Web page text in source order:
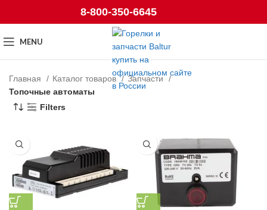
8-800-350-6645
MENU
Главная Каталог товаров
Запчасти
Топочные автоматы
Filters